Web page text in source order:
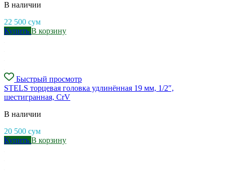
В наличии
22 500 сум
Купить В корзину
Быстрый просмотр
STELS торцевая головка удлинённая 19 мм, 1/2″,
шестигранная, CrV
В наличии
20 500 сум
Купить В корзину